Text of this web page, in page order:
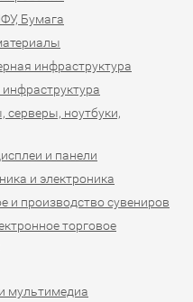
Бумага
инфраструктура
ноутбуки,
и панели
и электроника
и производство сувениров
торговое
мультимедиа